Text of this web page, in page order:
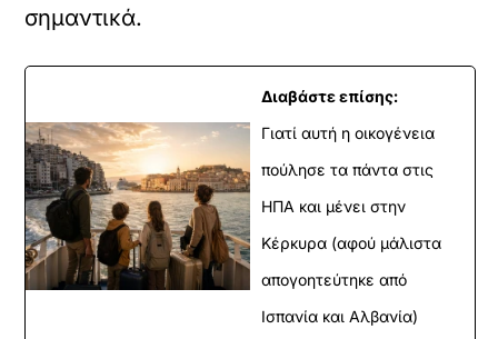
σημαντικά.
Διαβάστε επίσης:
Γιατί αυτή η οικογένεια
πούλησε τα πάντα στις
ΗΠΑ και μένει στην
Κέρκυρα (αφού μάλιστα
απογοητεύτηκε από
Ισπανία και Αλβανία)